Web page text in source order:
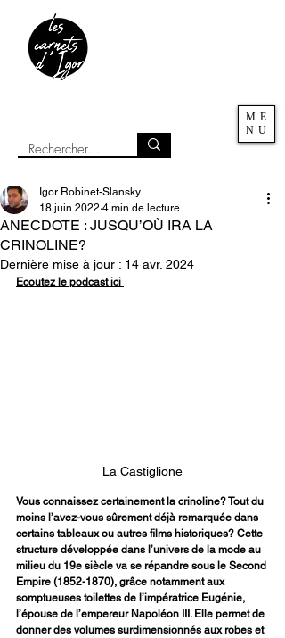
ME
NU
ANECDOTE : JUSQU’OÙ IRA LA
CRINOLINE?
Igor Robinet-Slansky
18 juin 2022 4 min de lecture
Dernière mise à jour : 14 avr. 2024
Ecoutez le podcast ici
La Castiglione
Vous connaissez certainement la crinoline? Tout du
moins l’avez-vous sûrement déjà remarquée dans
certains tableaux ou autres films historiques? Cette
structure développée dans l’univers de la mode au
milieu du 19e siècle va se répandre sous le Second
Empire (1852-1870), grâce notamment aux
somptueuses toilettes de l’impératrice Eugénie,
l’épouse de l’empereur Napoléon III. Elle permet de
donner des volumes surdimensionnés aux robes et